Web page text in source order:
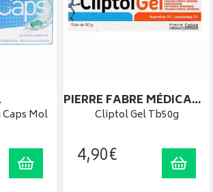
Mol
Ajouter au panier
PIERRE FABRE MÉDICAMENT
Cliptol Gel Tb50g
4,90€